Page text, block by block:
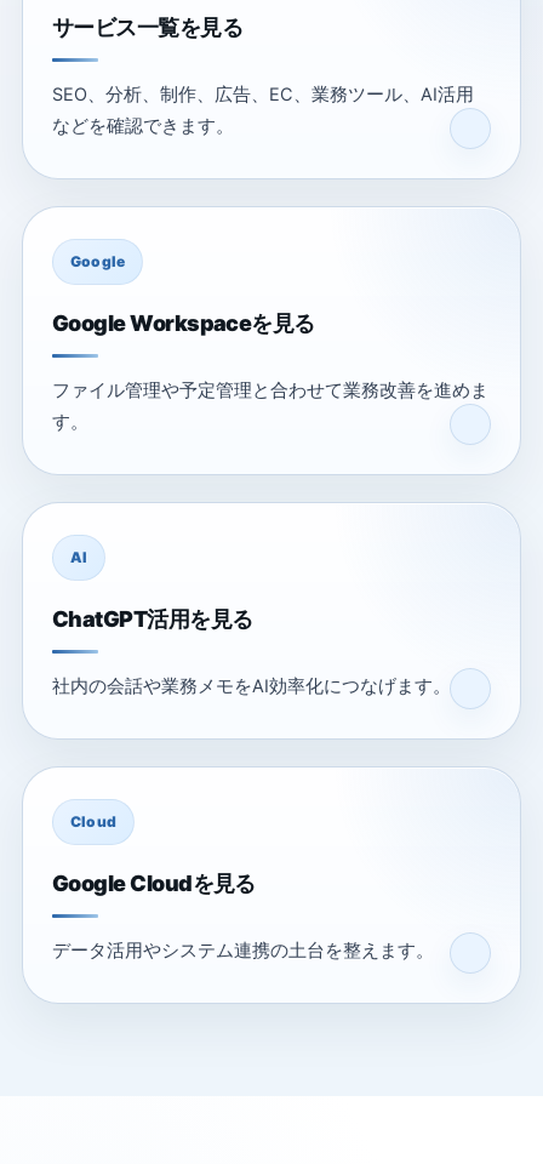
サービス一覧を見る
SEO、分析、制作、広告、EC、業務ツール、AI活用
などを確認できます。
Google
Google Workspaceを見る
ファイル管理や予定管理と合わせて業務改善を進めま
す。
AI
ChatGPT活用を見る
社内の会話や業務メモをAI効率化につなげます。
Cloud
Google Cloudを見る
データ活用やシステム連携の土台を整えます。